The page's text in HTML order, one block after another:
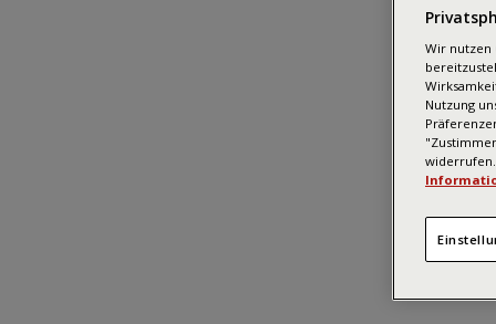
Wir nutzen
Nutzung